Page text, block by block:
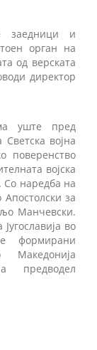
заедници и
орган на
од верската
директор
уште пред
војна
поверенство
војска
Со наредба на
за
Манчевски.
во
формирани
предводел